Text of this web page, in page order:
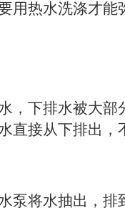
用热水洗涤才能
下排水被大部
直接从下排出，
将水抽出，排